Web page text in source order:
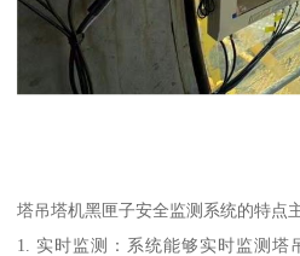
塔吊塔机黑匣子安全监测系统的特点
1. 实时监测：系统能够实时监测塔